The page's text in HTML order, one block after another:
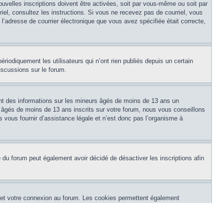
inscriptions doivent être activées, soit par vous-même ou soit par
consultez les instructions. Si vous ne recevez pas de courriel, vous
de courrier électronique que vous avez spécifiée était correcte,
les utilisateurs qui n’ont rien publiés depuis un certain
sur le forum.
des informations sur les mineurs âgés de moins de 13 ans un
de moins de 13 ans inscrits sur votre forum, nous vous conseillons
fournir d’assistance légale et n’est donc pas l’organisme à
forum peut également avoir décidé de désactiver les inscriptions afin
votre connexion au forum. Les cookies permettent également